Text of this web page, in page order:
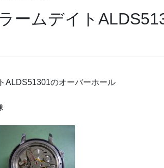
ームデイト
ALDS51301のオーバーホール